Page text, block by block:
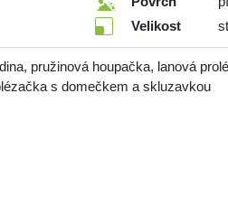
Velikost
pružinová houpačka, lanová
s domečkem a skluzavkou